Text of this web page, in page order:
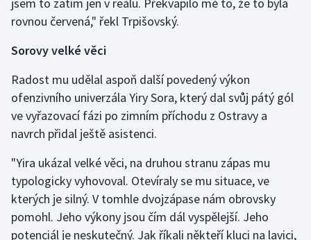
jsem to zatím jen v reálu. Překvapilo mě to, že to byla
rovnou červená," řekl Trpišovský.
Sorovy velké věci
Radost mu udělal aspoň další povedený výkon
ofenzivního univerzála Yiry Sora, který dal svůj pátý gól
ve vyřazovací fázi po zimním příchodu z Ostravy a
navrch přidal ještě asistenci.
"Yira ukázal velké věci, na druhou stranu zápas mu
typologicky vyhovoval. Otevíraly se mu situace, ve
kterých je silný. V tomhle dvojzápase nám obrovsky
pomohl. Jeho výkony jsou čím dál vyspělejší. Jeho
potenciál je neskutečný. Jak říkali někteří kluci na lavici,